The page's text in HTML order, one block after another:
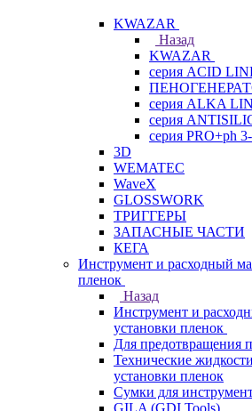
KWAZAR
Назад
KWAZAR
серия ACID
серия ALKA
серия
серия PRO+ph
3D
WEMATEC
WaveX
GLOSSWORK
ТРИГГЕРЫ
ЗАПАСНЫЕ ЧАСТИ
КЕГА
Инструмент и расходный
пленок
Назад
Инструмент и
установки пленок
Для предотвращения
Технические
установки пленок
Сумки для
GILA (GDI Tools)